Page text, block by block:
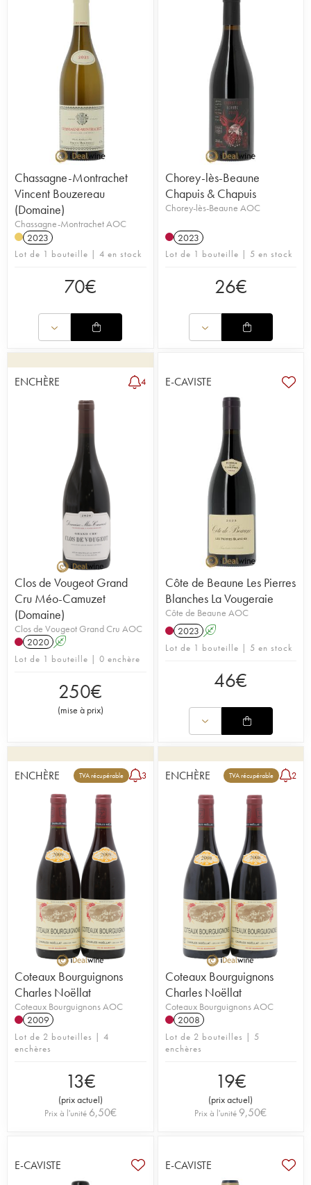
Chassagne-Montrachet
Vincent Bouzereau
(Domaine)
Chassagne-Montrachet AOC
2023
Lot de 1 bouteille | 4 en stock
70€
Chorey-lès-Beaune
Chapuis & Chapuis
Chorey-lès-Beaune AOC
2023
Lot de 1 bouteille | 5 en stock
26€
ENCHÈRE 4
Clos de Vougeot Grand
Cru Méo-Camuzet
(Domaine)
Clos de Vougeot Grand Cru AOC
2020 A
Lot de 1 bouteille | 0 enchère
250€
(mise à prix)
E-CAVISTE
Côte de Beaune Les Pierres
Blanches La Vougeraie
Côte de Beaune AOC
2023 A
Lot de 1 bouteille | 5 en stock
46€
ENCHÈRE TVA récupérable 3
Coteaux Bourguignons
Charles Noëllat
Coteaux Bourguignons AOC
2009
Lot de 2 bouteilles | 4
enchères
13€
(prix actuel)
Prix à l'unité 6,50€
ENCHÈRE TVA récupérable 2
Coteaux Bourguignons
Charles Noëllat
Coteaux Bourguignons AOC
2008
Lot de 2 bouteilles | 5
enchères
19€
(prix actuel)
Prix à l'unité 9,50€
E-CAVISTE E-CAVISTE